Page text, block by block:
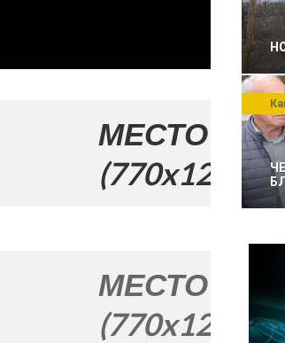
МЕСТО ЗА
(770x120)
МЕСТО ЗА
(770x120)